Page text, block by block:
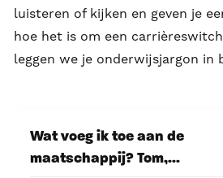
luisteren of kijken en geven je
hoe het is om een
leggen we je onderwijsjargon in
Wat voeg ik toe aan de
maatschappij? Tom,...